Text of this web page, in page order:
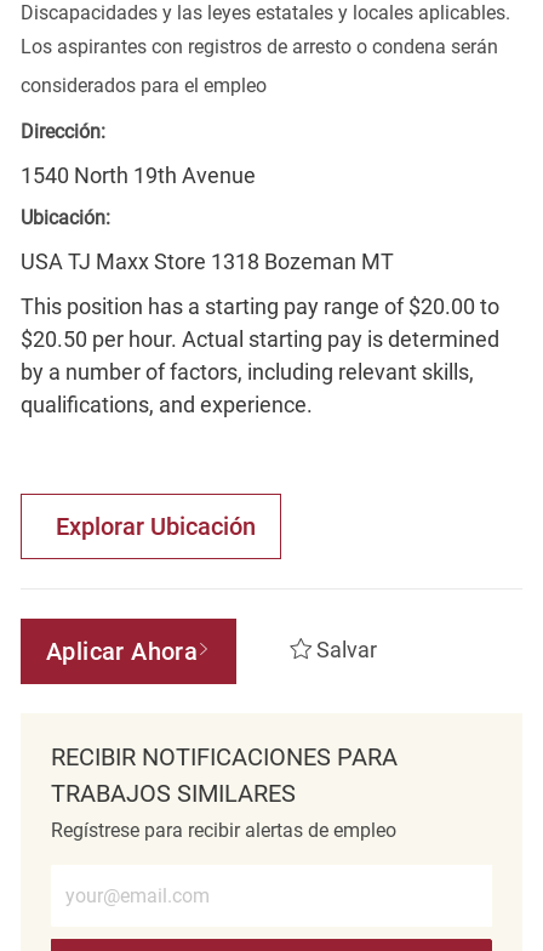
Discapacidades y las leyes estatales y locales aplicables.
Los aspirantes con registros de arresto o condena serán
considerados para el empleo
Dirección:
1540 North 19th Avenue
Ubicación:
USA TJ Maxx Store 1318 Bozeman MT
This position has a starting pay range of $20.00 to
$20.50 per hour. Actual starting pay is determined
by a number of factors, including relevant skills,
qualifications, and experience.
Explorar Ubicación
Aplicar Ahora Salvar
RECIBIR NOTIFICACIONES PARA
TRABAJOS SIMILARES
Regístrese para recibir alertas de empleo